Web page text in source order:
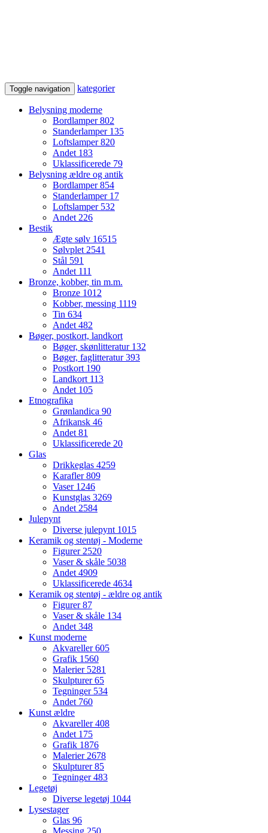
Toggle navigation kategorier
Belysning moderne
Bordlamper802
Standerlamper 135
Loftslamper820
Andet 183
Uklassificerede 79
Belysning ældre og antik
Bordlamper854
Standerlamper 17
Loftslamper 532
Andet226
Bestik
Ægte sølv 16515
Sølvplet2541
Stål 591
Andet 111
Bronze, kobber, tin m.m.
Bronze 1012
Kobber, messing 1119
Tin 634
Andet482
Bøger, postkort, landkort
Bøger, skønlitteratur 132
Bøger, faglitteratur393
Postkort 190
Landkort 113
Andet 105
Etnografika
Grønlandica 90
Afrikansk 46
Andet81
Uklassificerede 20
Glas
Drikkeglas 4259
Karafler809
Vaser 1246
Kunstglas 3269
Andet2584
Julepynt
Diverse julepynt 1015
Keramik og stentøj - Moderne
Figurer2520
Vaser & skåle 5038
Andet4909
Uklassificerede 4634
Keramik og stentøj - ældre og antik
Figurer87
Vaser & skåle 134
Andet348
Kunst moderne
Akvareller605
Grafik 1560
Malerier 5281
Skulpturer65
Tegninger 534
Andet 760
Kunst ældre
Akvareller408
Andet 175
Grafik 1876
Malerier2678
Skulpturer85
Tegninger483
Legetøj
Diverse legetøj 1044
Lysestager
Glas 96